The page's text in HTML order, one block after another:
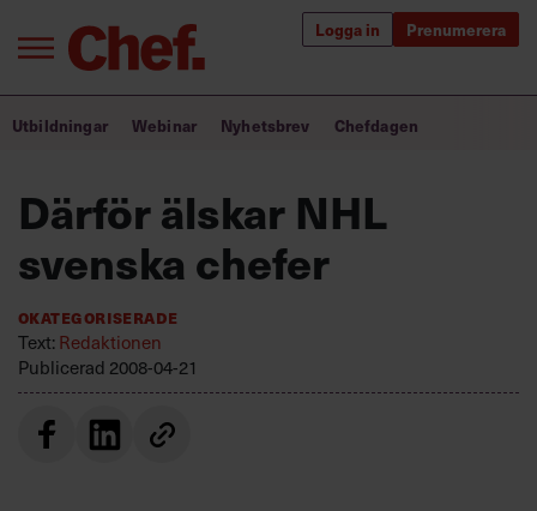
Logga in Prenumerera
Annonsera
Bra ledare förändrar världen
Utbildning för ledare
Chefakademin+
Populära utbildningar
Utbildningar Webinar Nyhetsbrev Chefdagen
Därför älskar NHL
svenska chefer
Okategoriserade
Text:Redaktionen
Publicerad 2008-04-21